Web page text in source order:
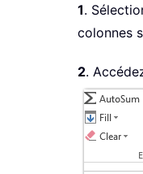
1.
colonnes
2.